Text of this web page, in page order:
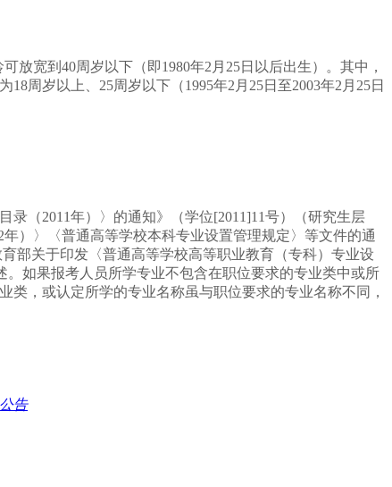
可放宽到 40周岁以下（即1980年2 月 25日 以后出生）。其中，
18周岁以上、 25周岁以下（1995年2 月 25日 至2003年2 月 25日
录（2011年）〉的通知》（学位[2011]11号）（研究生层
年）〉〈普通高等学校本科专业设置管理规定〉等文件的通
部关于印发〈普通高等学校高等职业教育（专科）专业设
。如果报考人员所学专业不包含在职位要求的专业类中或所
，或认定所学的专业名称虽与职位要求的专业名称不同，
告